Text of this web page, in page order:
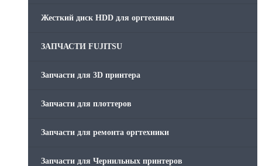
Жесткий диск HDD для оргтехники
ЗАПЧАСТИ FUJITSU
Запчасти для 3D принтера
Запчасти для плоттеров
Запчасти для ремонта оргтехники
Запчасти для Чернильных принтеров